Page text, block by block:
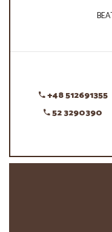
+48 512691355
52 3290390